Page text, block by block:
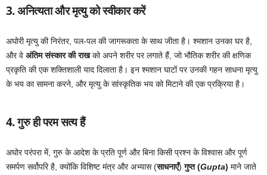
3. अनित्यता और मृत्यु को स्वीकार करें
अघोरी मृत्यु की निरंतर, पल-पल की जागरूकता के साथ जीता है। श्मशान उनका घर है,
और वे अंतिम संस्कार की राखको अपने शरीर पर लगाते हैं, जो भौतिक शरीर की क्षणिक
प्रकृति की एक शक्तिशाली याद दिलाता है। इन श्मशान घाटों पर उनकी गहन साधना मृत्यु
के भय का सामना करने, और मृत्यु के सांस्कृतिक भय को मिटाने की एक प्रक्रिया है।
4. गुरु ही परम सत्य हैं
अघोर परंपरा में, गुरु के आदेश के प्रति पूर्ण और बिना किसी प्रश्न के विश्वास और पूर्ण
समर्पण सर्वोपरि है, क्योंकि विशिष्ट मंत्र और अभ्यास (साधनाएँ)गुप्त (Gupta) माने जाते